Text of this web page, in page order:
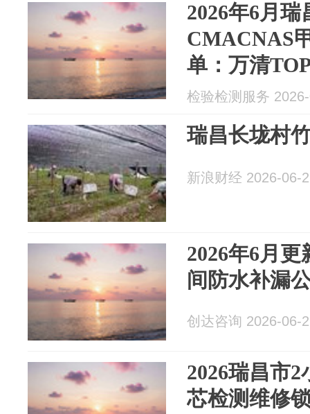
2026年6月瑞
CMACNAS
单：万清
检验检测服务
瑞昌长垅村
新浪财经 2026-06-
2026年6月
间防水补漏
创达咨询 2026-06-
2026瑞昌市
芯检测维修